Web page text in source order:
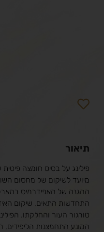
תיאור
פילינג על בסיס חומצה
מיועד לשיקום של מחסום
ההגנה של האפידרמיס
התחדשות התאים, שיקום
טורגור העור והחלקתו.
המונע התחמצנות הליפידים,